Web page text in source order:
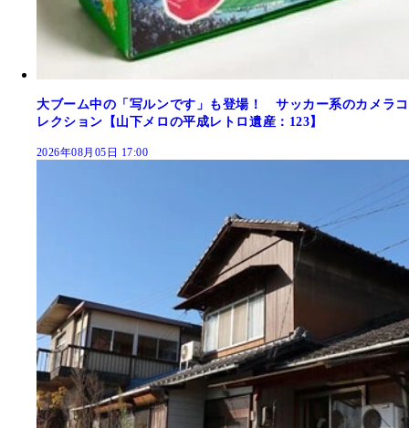
大ブーム中の「写ルンです」も登場！ サッカー系のカメラコ
レクション【山下メロの平成レトロ遺産：123】
2026年08月05日 17:00